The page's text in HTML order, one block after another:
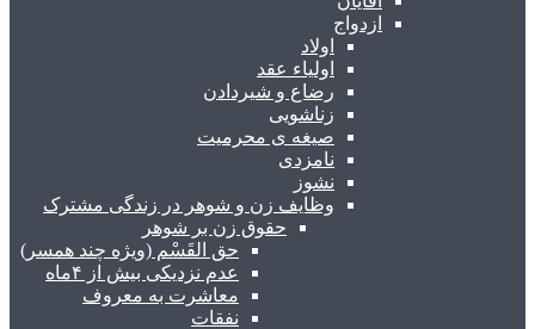
ازدواج
اولاد
اولیاء عقد
رضاع و شیردادن
زناشویی
صیغه ی محرمیت
نامزدی
نشوز
وظایف زن و شوهر در زندگی مشترک
حقوق زن بر شوهر
حق القَسْم (ویژه چند همسر)
عدم نزدیکی بیش از ۴ماه
معاشرت به معروف
نفقات